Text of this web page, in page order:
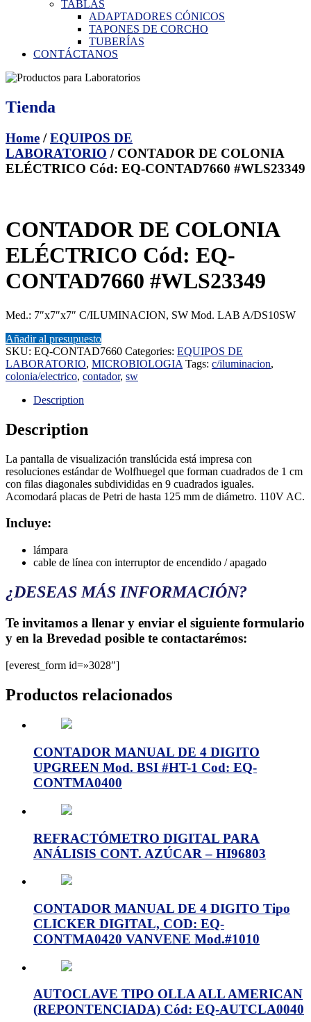
TABLAS
ADAPTADORES CÓNICOS
TAPONES DE CORCHO
TUBERÍAS
CONTÁCTANOS
Tienda
Home /EQUIPOS DE
LABORATORIO / CONTADOR DE COLONIA
ELÉCTRICO Cód: EQ-CONTAD7660 #WLS23349
CONTADOR DE COLONIA
ELÉCTRICO Cód: EQ-
CONTAD7660 #WLS23349
Med.: 7″x7″x7″ C/ILUMINACION, SW Mod. LAB A/DS10SW
Añadir al presupuesto
SKU: EQ-CONTAD7660 Categories: EQUIPOS DE
LABORATORIO, MICROBIOLOGIA Tags: c/iluminacion,
colonia/electrico, contador, sw
Description
Description
La pantalla de visualización translúcida está impresa con
resoluciones estándar de Wolfhuegel que forman cuadrados de 1 cm
con filas diagonales subdivididas en 9 cuadrados iguales.
Acomodará placas de Petri de hasta 125 mm de diámetro. 110V AC.
Incluye:
lámpara
cable de línea con interruptor de encendido / apagado
¿DESEAS MÁS INFORMACIÓN?
Te invitamos a llenar y enviar el siguiente formulario
y en la Brevedad posible te contactarémos:
[everest_form id=»3028″]
Productos relacionados
CONTADOR MANUAL DE 4 DIGITO
UPGREEN Mod. BSI #HT-1 Cod: EQ-
CONTMA0400
REFRACTÓMETRO DIGITAL PARA
ANÁLISIS CONT. AZÚCAR – HI96803
CONTADOR MANUAL DE 4 DIGITO Tipo
CLICKER DIGITAL, COD: EQ-
CONTMA0420 VANVENE Mod.#1010
AUTOCLAVE TIPO OLLA ALL AMERICAN
(REPONTENCIADA) Cód: EQ-AUTCLA0040